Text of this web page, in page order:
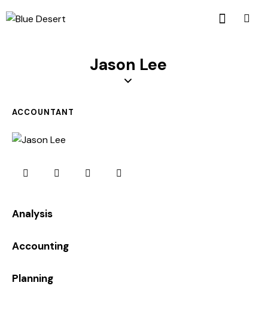
Jason Lee
ACCOUNTANT
Analysis
Accounting
Planning